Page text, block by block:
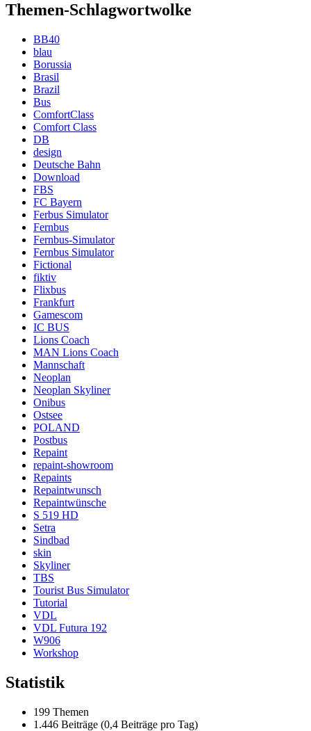
Themen-Schlagwortwolke
BB40
blau
Borussia
Brasil
Brazil
Bus
ComfortClass
Comfort Class
DB
design
Deutsche Bahn
Download
FBS
FC Bayern
Ferbus Simulator
Fernbus
Fernbus-Simulator
Fernbus Simulator
Fictional
fiktiv
Flixbus
Frankfurt
Gamescom
IC BUS
Lions Coach
MAN Lions Coach
Mannschaft
Neoplan
Neoplan Skyliner
Onibus
Ostsee
POLAND
Postbus
Repaint
repaint-showroom
Repaints
Repaintwunsch
Repaintwünsche
S 519 HD
Setra
Sindbad
skin
Skyliner
TBS
Tourist Bus Simulator
Tutorial
VDL
VDL Futura 192
W906
Workshop
Statistik
199 Themen
1.446 Beiträge (0,4 Beiträge pro Tag)